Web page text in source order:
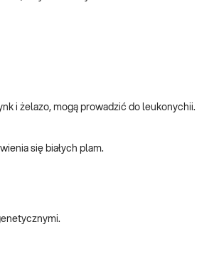
i żelazo, mogą prowadzić do leukonychii.
się białych plam.